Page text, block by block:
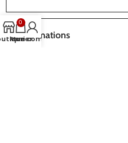
Informations
0
Panier
Mon compte